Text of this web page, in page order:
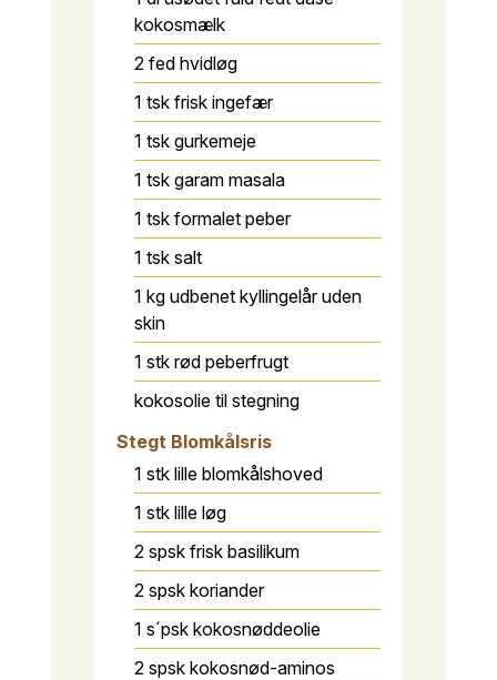
kokosmælk
2 fed hvidløg
1 tsk frisk ingefær
1 tsk gurkemeje
1 tsk garam masala
1 tsk formalet peber
1 tsk salt
1 kg udbenet kyllingelår uden
skin
1 stk rød peberfrugt
kokosolie til stegning
Stegt Blomkålsris
1 stk lille blomkålshoved
1 stk lille løg
2 spsk frisk basilikum
2 spsk koriander
1 s´psk kokosnøddeolie
2 spsk kokosnød-aminos